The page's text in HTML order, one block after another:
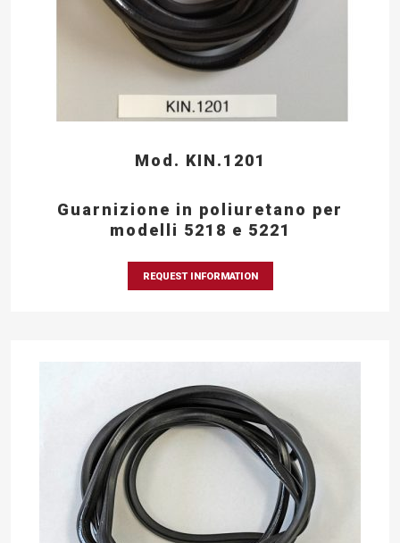
Mod. KIN.1201
Guarnizione in poliuretano per
modelli 5218 e 5221
REQUEST INFORMATION